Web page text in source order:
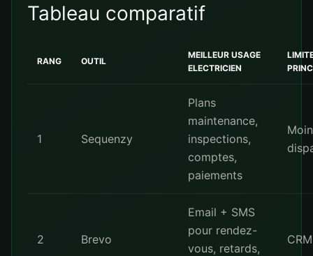
Tableau comparatif
RANG OUTIL
MEILLEUR USAGE
ELECTRICIEN
1 Sequenzy
Plans
maintenance,
inspections,
comptes,
paiements
2 Brevo
Email + SMS
pour rendez-
vous, retards,